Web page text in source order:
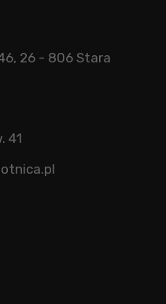
26 - 806 Stara
41